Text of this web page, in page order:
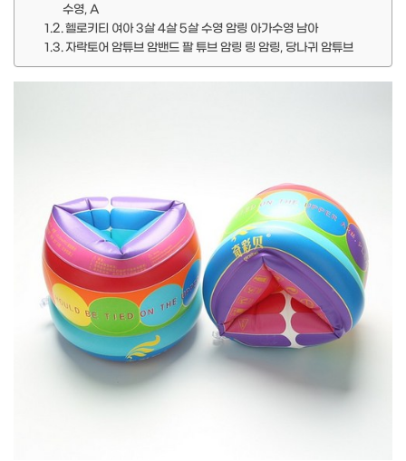
수영, A
헬로키티 여아 3살 4살 5살 수영 암링 아가수영 남아
자락토어 암튜브 암밴드 팔 튜브 암링 링 암링, 당나귀 암튜브